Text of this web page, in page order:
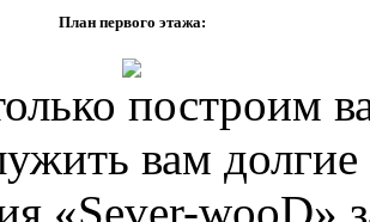
План первого этажа:
построим
вам
«Sever-wooD»